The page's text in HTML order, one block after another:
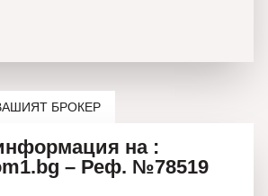
БРОКЕР
на :
– Реф. №78519